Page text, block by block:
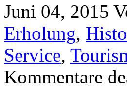
Juni 04, 2015
Erholung,
Service,
Kommentare